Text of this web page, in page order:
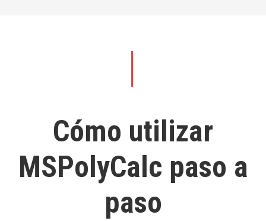
Cómo utilizar
MSPolyCalc paso a
paso